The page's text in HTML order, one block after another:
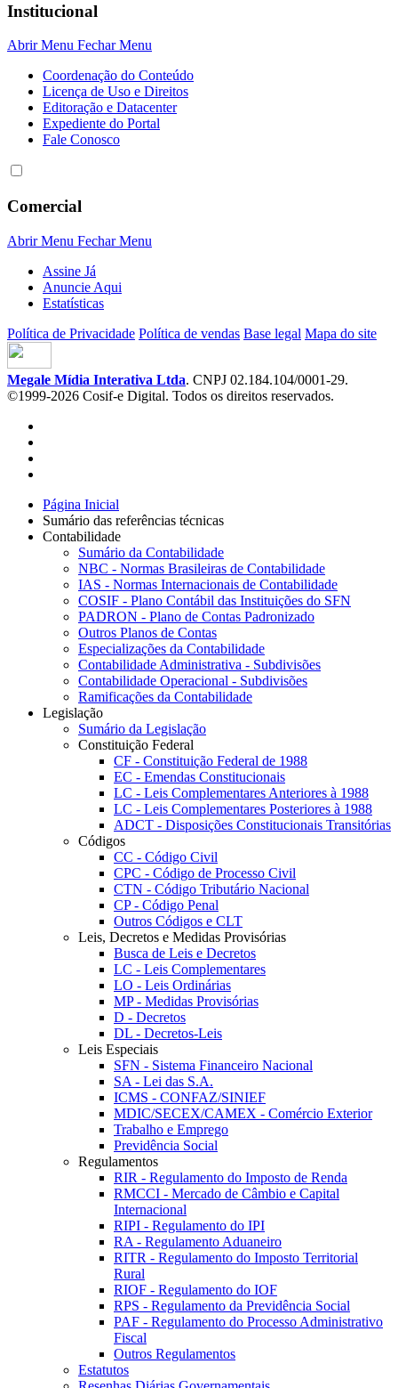
Institucional
Abrir Menu Fechar Menu
Coordenação do Conteúdo
Licença de Uso e Direitos
Editoração e Datacenter
Expediente do Portal
Fale Conosco
Comercial
Abrir Menu Fechar Menu
Assine Já
Anuncie Aqui
Estatísticas
Política de Privacidade Política de vendas Base legal Mapa do site
Megale Mídia Interativa Ltda. CNPJ 02.184.104/0001-29.
©1999-2026 Cosif-e Digital. Todos os direitos reservados.
Página Inicial
Sumário das referências técnicas
Contabilidade
Sumário da Contabilidade
NBC - Normas Brasileiras de Contabilidade
IAS - Normas Internacionais de Contabilidade
COSIF - Plano Contábil das Instituições do SFN
PADRON - Plano de Contas Padronizado
Outros Planos de Contas
Especializações da Contabilidade
Contabilidade Administrativa - Subdivisões
Contabilidade Operacional - Subdivisões
Ramificações da Contabilidade
Legislação
Sumário da Legislação
Constituição Federal
CF - Constituição Federal de 1988
EC - Emendas Constitucionais
LC - Leis Complementares Anteriores à 1988
LC - Leis Complementares Posteriores à 1988
ADCT - Disposições Constitucionais Transitórias
Códigos
CC - Código Civil
CPC - Código de Processo Civil
CTN - Código Tributário Nacional
CP - Código Penal
Outros Códigos e CLT
Leis, Decretos e Medidas Provisórias
Busca de Leis e Decretos
LC - Leis Complementares
LO - Leis Ordinárias
MP - Medidas Provisórias
D - Decretos
DL - Decretos-Leis
Leis Especiais
SFN - Sistema Financeiro Nacional
SA - Lei das S.A.
ICMS - CONFAZ/SINIEF
MDIC/SECEX/CAMEX - Comércio Exterior
Trabalho e Emprego
Previdência Social
Regulamentos
RIR - Regulamento do Imposto de Renda
RMCCI - Mercado de Câmbio e Capital
Internacional
RIPI - Regulamento do IPI
RA - Regulamento Aduaneiro
RITR - Regulamento do Imposto Territorial
Rural
RIOF - Regulamento do IOF
RPS - Regulamento da Previdência Social
PAF - Regulamento do Processo Administrativo
Fiscal
Outros Regulamentos
Estatutos